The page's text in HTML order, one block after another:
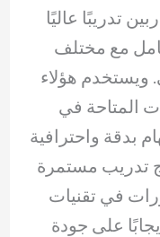
تدريبًا عاليًا
مع مختلف
هؤلاء
المتاحة في
بدقة واحترافية
تدريب مستمرة
في تقنيات
على جودة